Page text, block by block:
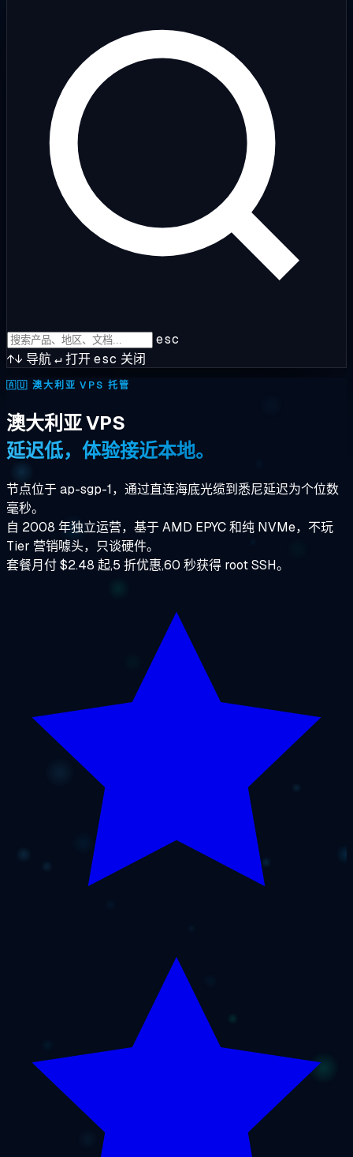
esc
↑↓ 导航↵打开esc 关闭
🇦🇺 澳大利亚 VPS 托管
澳大利亚 VPS
延迟低，体验接近本地。
节点位于 ap-sgp-1，通过直连海底光缆到悉尼延迟为个位数
毫秒。
自 2008 年独立运营，基于 AMD EPYC 和纯 NVMe，不玩
Tier 营销噱头，只谈硬件。
套餐月付 $2.48 起,5 折优惠,60 秒获得 root SSH。